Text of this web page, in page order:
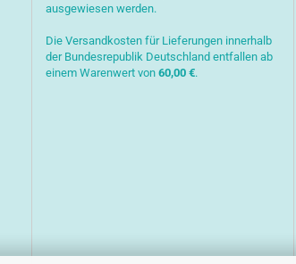
ausgewiesen werden.
Die Versandkosten für Lieferungen innerhalb
der Bundesrepublik Deutschland entfallen ab
einem Warenwert von 60,00 €.